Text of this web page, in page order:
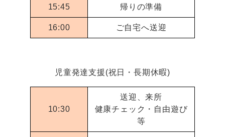
15:45 帰りの準備
16:00 ご自宅へ送迎
児童発達支援(祝日・長期休暇)
10:30
送迎、来所
健康チェック・自由遊び
等